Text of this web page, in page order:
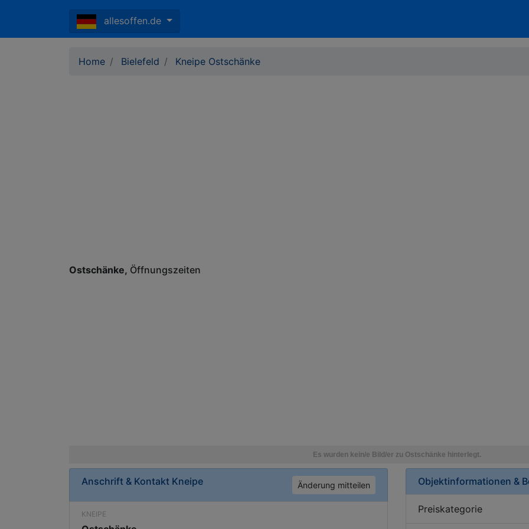
allesoffen.de
Home Bielefeld Kneipe Ostschänke
Ostschänke Öffnungszeiten
Anschrift & Kontakt Kneipe Änderung mitteilen
KNEIPE
Objektinformationen &
Preiskategorie